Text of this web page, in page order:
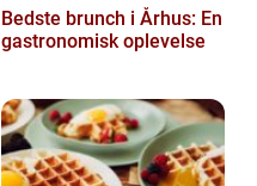
Bedste brunch i Århus: En
gastronomisk oplevelse